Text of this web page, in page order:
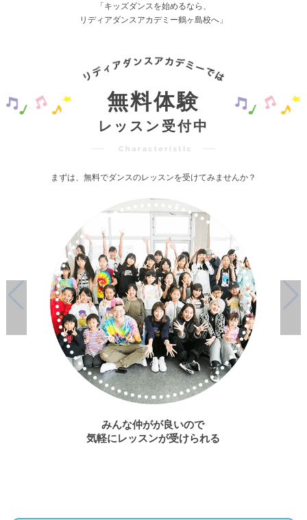
「キッズダンスを始めるなら、
リディアダンスアカデミー鶴ヶ島校へ」
無料体験
レッスン受付中
まずは、無料でダンスのレッスンを受けてみませんか？
みんな仲がが良いので
気軽にレッスンが受けられる